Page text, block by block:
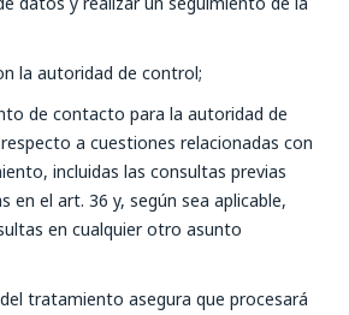
la autoridad de control;
de contacto para la autoridad de
a cuestiones relacionadas con
incluidas las consultas previas
en el art. 36 y, según sea aplicable,
en cualquier otro asunto
tratamiento asegura que procesará